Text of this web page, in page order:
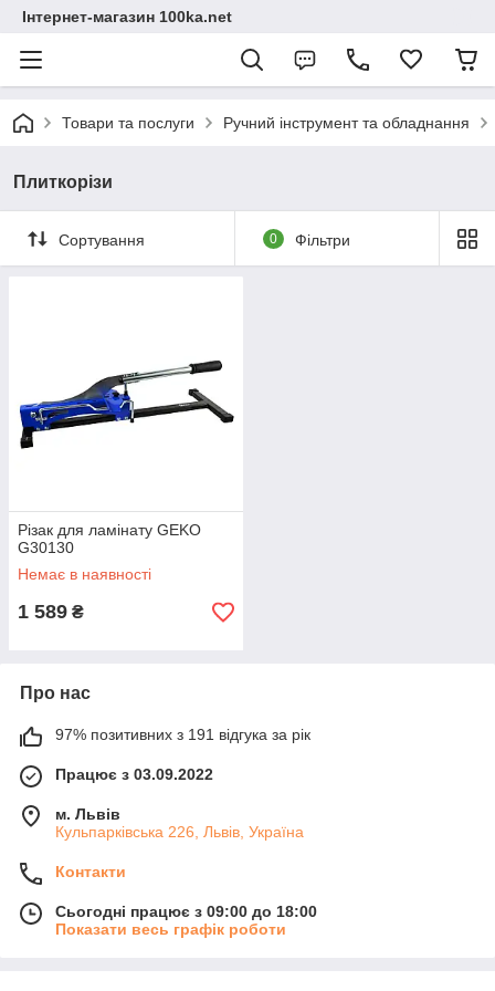
Інтернет-магазин 100ka.net
Товари та послуги Ручний інструмент та обладнання
Плиткорізи
Сортування 0 Фільтри
Різак для ламінату GEKO
G30130
Немає в наявності
1 589 ₴
Про нас
97% позитивних з 191 відгука за рік
Працює з 03.09.2022
м. Львів
Кульпарківська 226, Львів, Україна
Контакти
Сьогодні працює з 09:00 до 18:00
Показати весь графік роботи